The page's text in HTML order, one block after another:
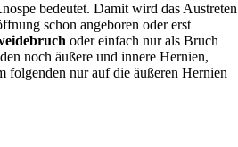
bedeutet. Damit wird das Austreten
schon angeboren oder erst
oder einfach nur als Bruch
noch äußere und innere Hernien,
folgenden nur auf die äußeren Hernien